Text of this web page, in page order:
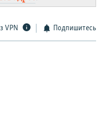
VPN Подпишитесь